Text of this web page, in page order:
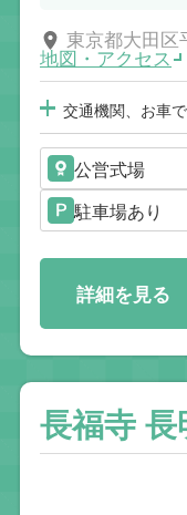
東京都大田区
地図・アクセス
交通機関、お車
公営式場
駐車場あり
詳細を見る
長福寺 長